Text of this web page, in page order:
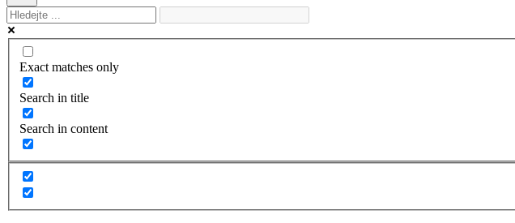
Exact matches only
Search in title
Search in content